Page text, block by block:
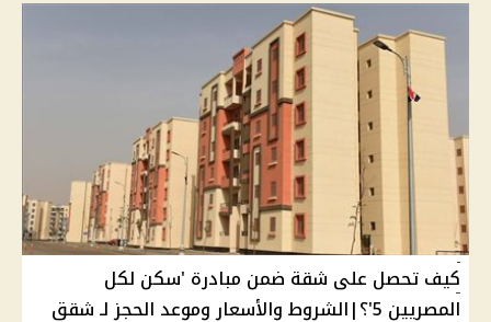
كيف تحصل على شقة ضمن مبادرة 'سكن لكل
المصريين 5'؟|الشروط والأسعار وموعد الحجز لـ شقق